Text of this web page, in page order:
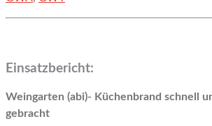
Einsatzbericht:
Weingarten (abi)- Küchenbrand schnell
gebracht